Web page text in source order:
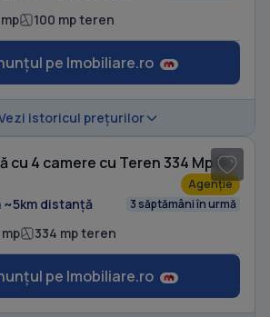
100 mp teren
pe Imobiliare.ro
istoricul prețurilor
Casă individuală cu 4 camere cu Teren 334 Mp în Bucium
Agenție
~5km distanță 3 săptămâni în urmă
mp 334 mp teren
pe Imobiliare.ro